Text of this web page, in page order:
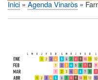
Fil
Inici Agenda Vinaròs